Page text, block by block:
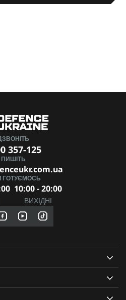
357-125
ПИШІТЬ
ГОТУЄМОСЬ
10:00 - 20:00
ВИХІДНІ